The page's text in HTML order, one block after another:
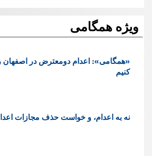
ویژه همگامی
«همگامی»: اعدام دومعترض در
کنیم
نه به اعدام، و خواست حذف مجازات